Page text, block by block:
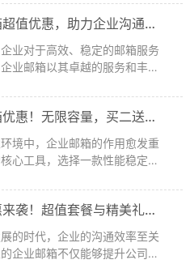
。更令人兴奋的是，现在网易
超值优惠，帮助企业以更实惠
尽享网易企业邮箱超值优惠，助力企业沟通无忧！
业对于高效、稳定的邮箱服务
业邮箱以其卓越的服务和丰富
系列限时优惠活动，尤其是旗
不容错过！今天，我们将为您
超值网易企业邮箱优惠！无限容量，买二送二，快来抢
境中，企业邮箱的作用愈发重
心工具，选择一款性能稳定且
超值优惠及其专业服务商桑桥
网络，助你在职场上游刃有余。 办公必备：网易企...
网易企业邮箱优惠来袭！超值套餐与精美礼品等你拿！
的时代，企业的沟通效率至关
企业邮箱不仅能够提升公司的